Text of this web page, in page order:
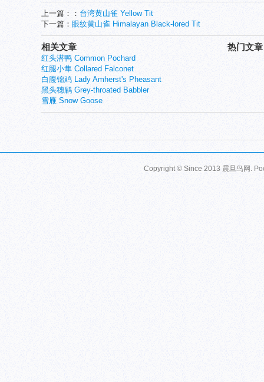
上一篇：： 台湾黄山雀 Yellow Tit
下一篇： 眼纹黄山雀 Himalayan Black-lored Tit
热门文章
相关文章
红头潜鸭 Common Pochard
红腿小隼 Collared Falconet
白腹锦鸡 Lady Amherst's Pheasant
黑头穗鹛 Grey-throated Babbler
雪雁 Snow Goose
Copyright © Since 2013 震旦鸟网 .